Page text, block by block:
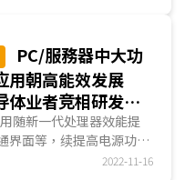
PC/服務器中大功
用朝高能效发展
体业者竞相研发
降价指日可待
随新一代处理器效能提
界面等，续提高电源功耗
扩展的云端运算(...2022-11-16